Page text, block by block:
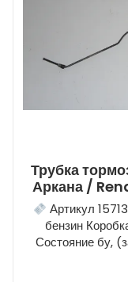
Трубка
Аркана /
Артикул
бензин
Состояние бу,